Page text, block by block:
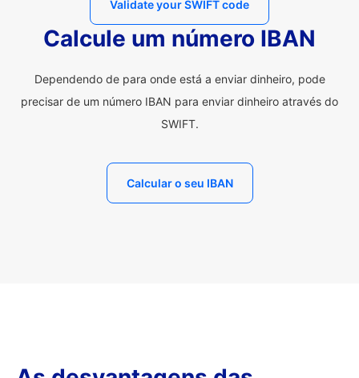
Validate your SWIFT code
Calcule um número IBAN
Dependendo de para onde está a enviar dinheiro, pode
precisar de um número IBAN para enviar dinheiro através do
SWIFT.
Calcular o seu IBAN